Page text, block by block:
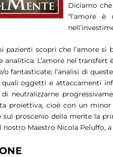
Diciamo
“l’amore
pazienti scopri che l’amore
analitica. L’amore nel
fantasticate; l’analisi di
quali oggetti e attaccamenti
neutralizzarne
proiettiva, cioè con un
proscenio della mente la
Maestro Nicola Peluffo,